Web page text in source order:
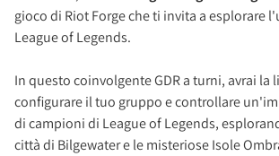
gioco di Riot Forge che ti invita a esplorare
League of Legends.
In questo coinvolgente GDR a turni, avrai la
configurare il tuo gruppo e controllare
di campioni di League of Legends,
città di Bilgewater e le misteriose Isole